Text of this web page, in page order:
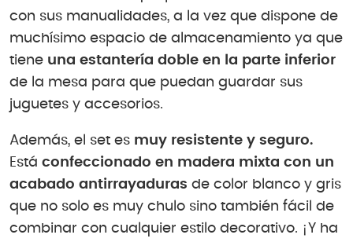
con sus manualidades, a la vez que dispone de
muchísimo espacio de almacenamiento ya que
tiene una estantería doble en la parte inferior
de la mesa para que puedan guardar sus
juguetes y accesorios.
Además, el set es muy resistente y seguro.
Está confeccionado en madera mixta con un
acabado antirrayaduras de color blanco y gris
que no solo es muy chulo sino también fácil de
combinar con cualquier estilo decorativo. ¡Y ha